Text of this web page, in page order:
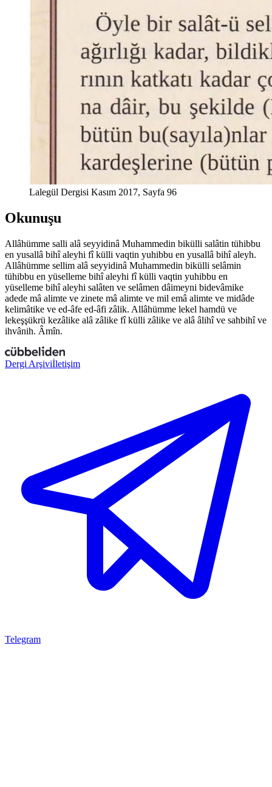
Lalegül Dergisi Kasım 2017, Sayfa 96
Okunuşu
Allâhümme salli alâ seyyidinâ Muhammedin bikülli salâtin tühibbu
en yusallâ bihîaleyhi fî külli vaqtin yuhibbu en yusallâ bihîaleyh.
Allâhümme sellim alâ seyyidinâ Muhammedin bikülli selâmin
tühibbu en yüselleme bihîaleyhi fî külli vaqtin yuhibbu en
yüselleme bihîaleyhi salâten ve selâmen dâimeyni bidevâmike
adede mâ alimte ve zinete mâ alimte ve mil emâ alimte ve midâde
kelimâtike ve ed-âfe ed-âfi zâlik. Allâhümme lekel hamdü ve
lekeşşükrü kezâlike alâ zâlike fî külli zâlike ve alâ âlihî ve sahbihî ve
ihvânih. Âmîn.
Dergi Arşiviİletişim
Telegram